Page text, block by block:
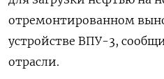
⁠отремонтированном
устройстве ВПУ-3,
отрасли.